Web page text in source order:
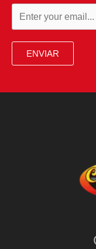
ENVIAR